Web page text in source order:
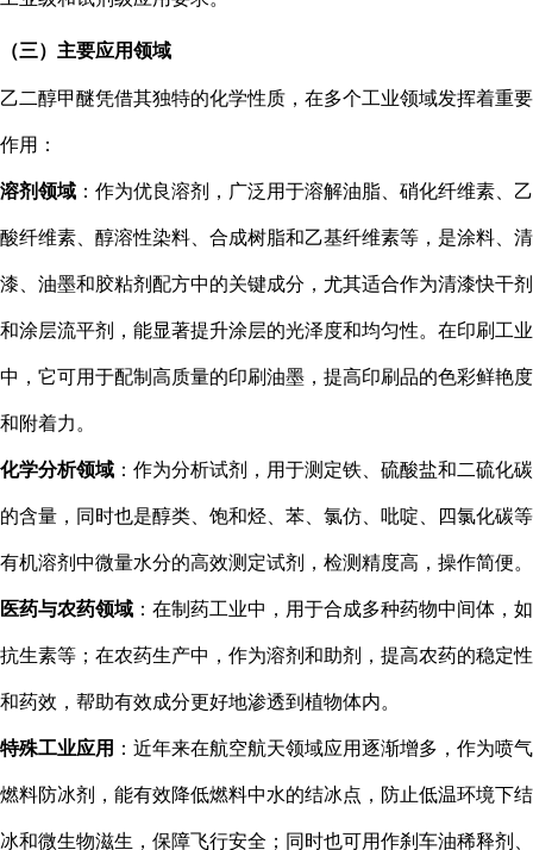
（三）主要应用领域
乙二醇甲醚凭借其独特的化学性质，在多个工业领域发挥着重要
作用：
溶剂领域 ：作为优良溶剂，广泛用于溶解油脂、硝化纤维素、乙
酸纤维素、醇溶性染料、合成树脂和乙基纤维素等，是涂料、清
漆、油墨和胶粘剂配方中的关键成分，尤其适合作为清漆快干剂
和涂层流平剂，能显著提升涂层的光泽度和均匀性。在印刷工业
中，它可用于配制高质量的印刷油墨，提高印刷品的色彩鲜艳度
和附着力。
化学分析领域 ：作为分析试剂，用于测定铁、硫酸盐和二硫化碳
的含量，同时也是醇类、饱和烃、苯、氯仿、吡啶、四氯化碳等
有机溶剂中微量水分的高效测定试剂，检测精度高，操作简便。
医药与农药领域 ：在制药工业中，用于合成多种药物中间体，如
抗生素等；在农药生产中，作为溶剂和助剂，提高农药的稳定性
和药效，帮助有效成分更好地渗透到植物体内。
特殊工业应用 ：近年来在航空航天领域应用逐渐增多，作为喷气
燃料防冰剂，能有效降低燃料中水的结冰点，防止低温环境下结
冰和微生物滋生，保障飞行安全；同时也可用作刹车油稀释剂、